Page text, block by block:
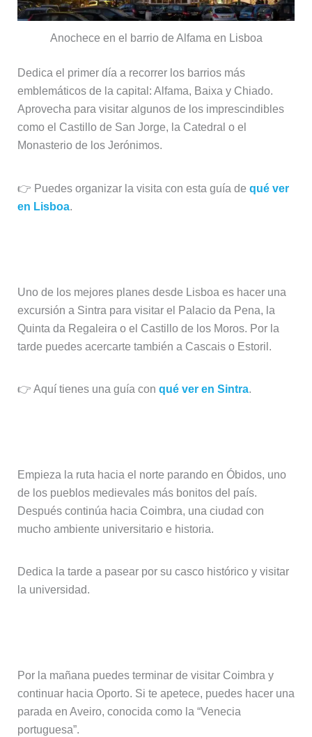
Anochece en el barrio de Alfama en Lisboa
Dedica el primer día a recorrer los barrios más
emblemáticos de la capital: Alfama, Baixa y Chiado.
Aprovecha para visitar algunos de los imprescindibles
como el Castillo de San Jorge, la Catedral o el
Monasterio de los Jerónimos.
👉 Puedes organizar la visita con esta guía de qué ver
en Lisboa.
Uno de los mejores planes desde Lisboa es hacer una
excursión a Sintra para visitar el Palacio da Pena, la
Quinta da Regaleira o el Castillo de los Moros. Por la
tarde puedes acercarte también a Cascais o Estoril.
👉 Aquí tienes una guía con qué ver en Sintra.
Empieza la ruta hacia el norte parando en Óbidos, uno
de los pueblos medievales más bonitos del país.
Después continúa hacia Coimbra, una ciudad con
mucho ambiente universitario e historia.
Dedica la tarde a pasear por su casco histórico y visitar
la universidad.
Por la mañana puedes terminar de visitar Coimbra y
continuar hacia Oporto. Si te apetece, puedes hacer una
parada en Aveiro, conocida como la “Venecia
portuguesa”.